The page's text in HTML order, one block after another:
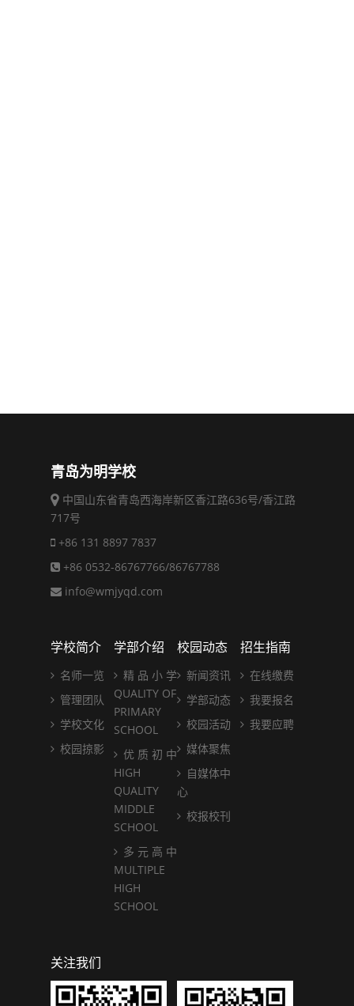
青岛为明学校
中国山东省青岛西海岸新区香江路636号/香江路
717号
+86 131 8897 7837
+86 0532-86767766/86767788
info@wmjyqd.com
学校简介
名师一览
管理团队
学校文化
校园掠影
学部介绍
精 品 小 学
QUALITY OF
PRIMARY
SCHOOL
优 质 初 中
HIGH
QUALITY
MIDDLE
SCHOOL
多 元 高 中
MULTIPLE
HIGH
SCHOOL
校园动态
新闻资讯
学部动态
校园活动
媒体聚焦
自媒体中
心
校报校刊
招生指南
在线缴费
我要报名
我要应聘
关注我们